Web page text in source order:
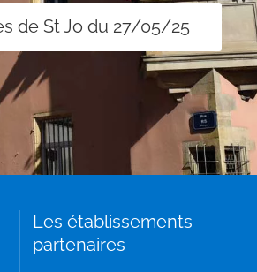
de St Jo du 27/05/25
Les établissements
partenaires